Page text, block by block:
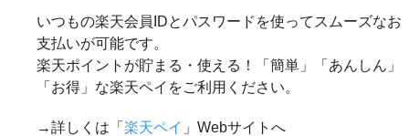
いつもの楽天会員IDとパスワードを使ってスムーズなお
支払いが可能です。
楽天ポイントが貯まる・使える！「簡単」「あんしん」
「お得」な楽天ペイをご利用ください。
→詳しくは「 楽天ペイ 」Webサイトへ